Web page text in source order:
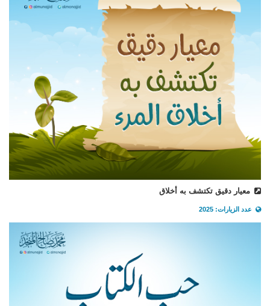
معيار دقيق تكتشف به أخلاق
عدد الزيارات: 2025